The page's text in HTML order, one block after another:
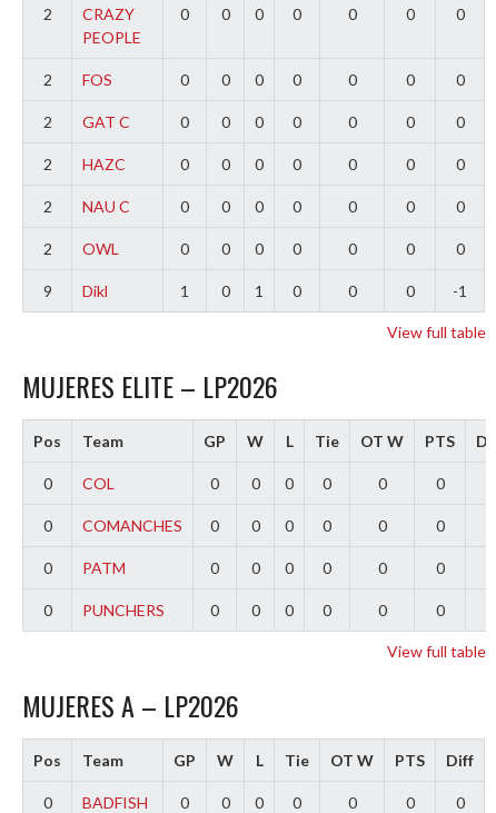
2
CRAZY
PEOPLE
0 0 0 0 0 0 0
2 FOS 0 0 0 0 0 0 0
2 GAT C 0 0 0 0 0 0 0
2 HAZC 0 0 0 0 0 0 0
2 NAU C 0 0 0 0 0 0 0
2 OWL 0 0 0 0 0 0 0
9 Dikl 1 0 1 0 0 0 -1
View full table
MUJERES ELITE – LP2026
Pos Team GP W L Tie OT W PTS Diff
0 COL 0 0 0 0 0 0
0 COMANCHES 0 0 0 0 0 0
0 PATM 0 0 0 0 0 0
0 PUNCHERS 0 0 0 0 0 0
View full table
MUJERES A – LP2026
Pos Team GP W L Tie OT W PTS Diff
0 BADFISH 0 0 0 0 0 0 0